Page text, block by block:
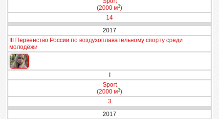
(2000 м3)
14
2017
III Первенство России по воздухоплавательному спорту среди
молодёжи
Sport
(2000 м3)
3
2017